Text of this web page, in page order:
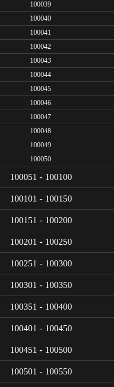
100039
100040
100041
100042
100043
100044
100045
100046
100047
100048
100049
100050
100051 - 100100
100101 - 100150
100151 - 100200
100201 - 100250
100251 - 100300
100301 - 100350
100351 - 100400
100401 - 100450
100451 - 100500
100501 - 100550